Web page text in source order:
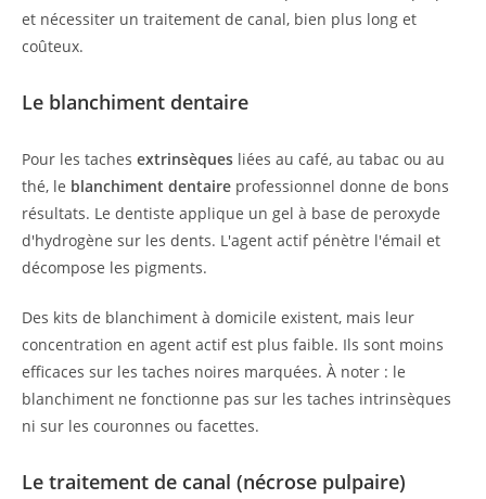
et nécessiter un traitement de canal, bien plus long et
coûteux.
Le blanchiment dentaire
Pour les taches extrinsèques liées au café, au tabac ou au
thé, le blanchiment dentaire professionnel donne de bons
résultats. Le dentiste applique un gel à base de peroxyde
d'hydrogène sur les dents. L'agent actif pénètre l'émail et
décompose les pigments.
Des kits de blanchiment à domicile existent, mais leur
concentration en agent actif est plus faible. Ils sont moins
efficaces sur les taches noires marquées. À noter : le
blanchiment ne fonctionne pas sur les taches intrinsèques
ni sur les couronnes ou facettes.
Le traitement de canal (nécrose pulpaire)